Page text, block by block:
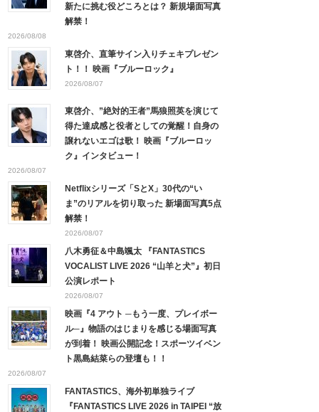
新たに挑む役どころとは？ 新規場面写真
解禁！
2026/08/08
東啓介、直筆サイン入りチェキプレゼン
ト！！ 映画『ブルーロック』
2026/08/07
東啓介、”絶対的王者”馬狼照英を演じて
得た達成感と役者としての覚醒！自身の
譲れないエゴは歌！ 映画『ブルーロッ
ク』インタビュー！
2026/08/07
Netflixシリーズ「SとX」30代の“い
ま”のリアルを切り取った 新場面写真5点
解禁！
2026/08/07
八木勇征＆中島颯太 『FANTASTICS
VOCALIST LIVE 2026 “山羊と犬”』初日
公演レポート
2026/08/07
映画『4 アウト ─もう一度、プレイボー
ル─』物語のはじまりを感じる場面写真
が到着！ 映画公開記念！スポーツイベン
ト黒島結菜らの登壇も！！
2026/08/07
FANTASTICS、海外初単独ライブ
『FANTASTICS LIVE 2026 in TAIPEI “放